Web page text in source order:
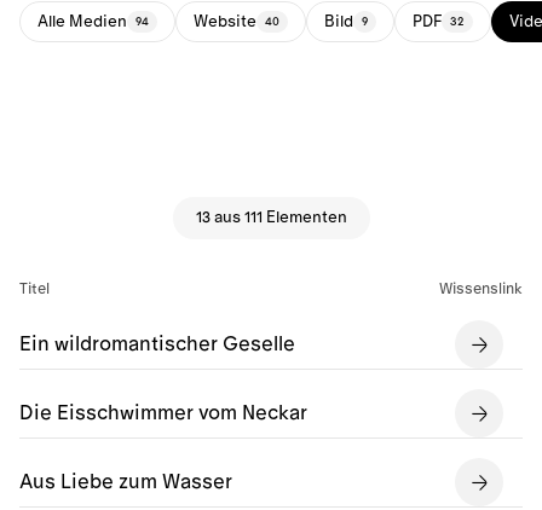
Alle Medien 94 Website 40 Bild 9 PDF 32
13 aus 111 Elementen
Titel Wissenslink
Ein wildromantischer Geselle
Die Eisschwimmer vom Neckar
Aus Liebe zum Wasser